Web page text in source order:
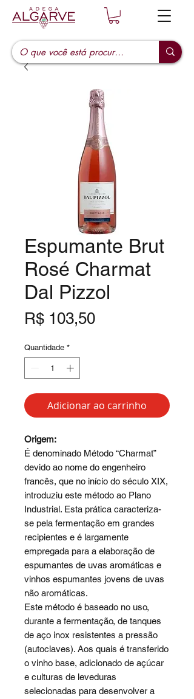
Espumante Brut
Rosé Charmat
Dal Pizzol
R$ 103,50Preço
Quantidade *
Adicionar ao carrinho
Origem:
É denominado Método “Charmat”
devido ao nome do engenheiro
francês, que no início do século XIX,
introduziu este método ao Plano
Industrial. Esta prática caracteriza-
se pela fermentação em grandes
recipientes e é largamente
empregada para a elaboração de
espumantes de uvas aromáticas e
vinhos espumantes jovens de uvas
não aromáticas.
Este método é baseado no uso,
durante a fermentação, de tanques
de aço inox resistentes a pressão
(autoclaves). Aos quais é transferido
o vinho base, adicionado de açúcar
e culturas de leveduras
selecionadas para desenvolver a